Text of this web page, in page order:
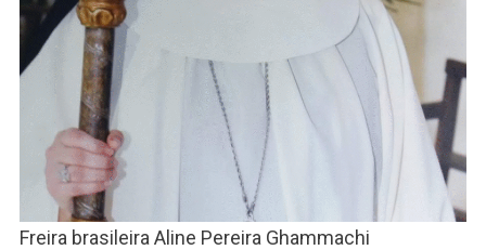
Freira brasileira Aline Pereira Ghammachi